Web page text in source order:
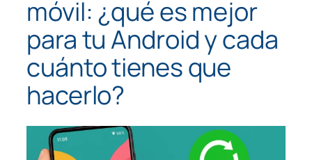
móvil: ¿qué es mejor
para tu Android y cada
cuánto tienes que
hacerlo?